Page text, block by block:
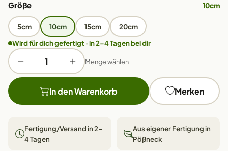
Größe 10cm
5cm 10cm 15cm
20cm
Wird für dich gefertigt · in 2–4 Tagen bei dir
Menge wählen
In den Warenkorb Merken
Fertigung/Versand in 2–
4 Tagen
Aus eigener Fertigung in
Pößneck